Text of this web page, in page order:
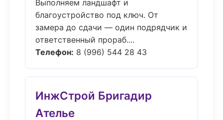
Выполняем ландшафт и
благоустройство под ключ. От
замера до сдачи — один подрядчик и
ответственный прораб....
Телефон: 8 (996) 544 28 43
ИнжСтрой Бригадир
Ателье